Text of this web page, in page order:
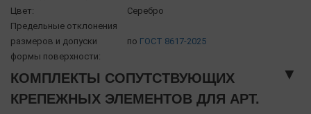
Цвет:
Серебро
Предельные отклонения
размеров и допуски
формы поверхности:
по ГОСТ 8617-2025
КОМПЛЕКТЫ СОПУТСТВУЮЩИХ
КРЕПЕЖНЫХ ЭЛЕМЕНТОВ ДЛЯ АРТ.
▼